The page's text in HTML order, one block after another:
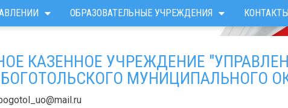
ОБРАЗОВАТЕЛЬНЫЕ УЧРЕЖДЕНИЯ
КАЗЕННОЕ УЧРЕЖДЕНИЕ
МУНИЦИПАЛЬНОГО